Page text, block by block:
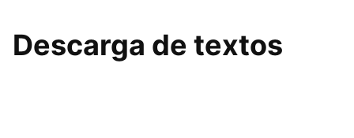
Descarga de textos